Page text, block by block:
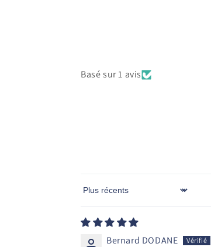
Basé sur 1 avis
Sort by
Bernard DODANE